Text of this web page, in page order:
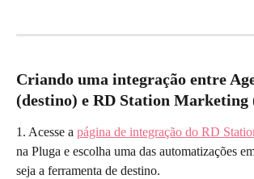
Criando uma integração entre
(destino) e RD Station Marketing
1. Acesse a página de integração do RD
na Pluga e escolha uma das automatizações
seja a ferramenta de destino.